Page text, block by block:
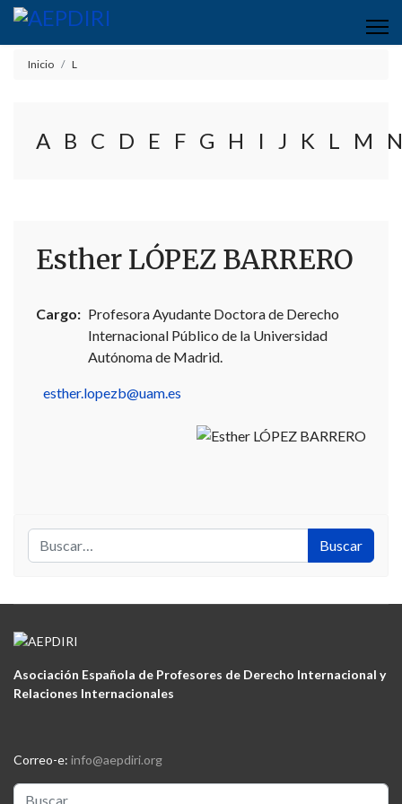
Inicio L
A B C D E F G H I J K L M N
Esther LÓPEZ BARRERO
Cargo: Profesora Ayudante Doctora de Derecho
Internacional Público de la Universidad
Autónoma de Madrid.
esther.lopezb@uam.es
Buscar Buscar
Asociación Española de Profesores de Derecho Internacional y
Relaciones Internacionales
Correo-e: info@aepdiri.org
Buscar